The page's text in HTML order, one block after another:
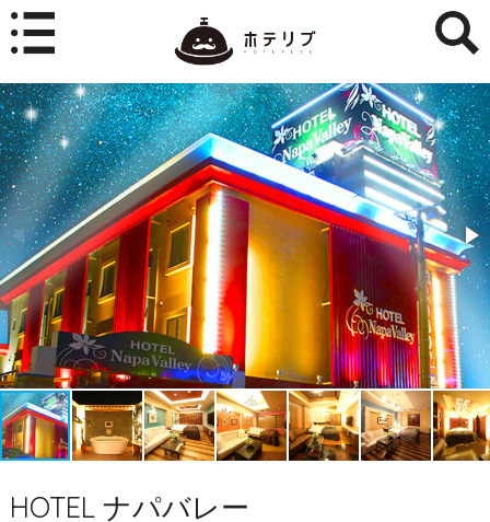
HOTEL ナパバレー